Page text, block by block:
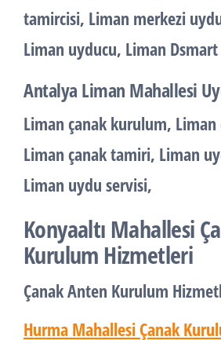
tamircisi, Liman merkezi
Liman uyducu, Liman Dsmart
Antalya Liman Mahallesi
Liman çanak kurulum, Liman
Liman çanak tamiri, Liman
Liman uydu servisi,
Konyaaltı Mahallesi
Kurulum Hizmetleri
Çanak Anten Kurulum
Hurma Mahallesi Çanak